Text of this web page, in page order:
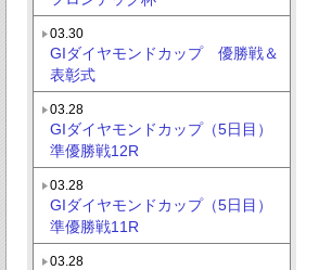
03.30
GIダイヤモンドカップ 優勝戦＆
表彰式
03.28
GIダイヤモンドカップ（5日目）
準優勝戦12R
03.28
GIダイヤモンドカップ（5日目）
準優勝戦11R
03.28